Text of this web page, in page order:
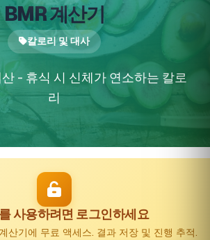
BMR 계산기
칼로리 및 대사
- 휴식 시 신체가 연소하는 칼로
리
사용하려면 로그인하세요
산기에 무료 액세스. 결과 저장 및 진행 추적.